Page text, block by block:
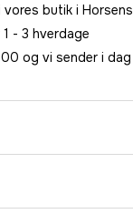
butik i Horsens
- 3 hverdage
og vi sender i dag